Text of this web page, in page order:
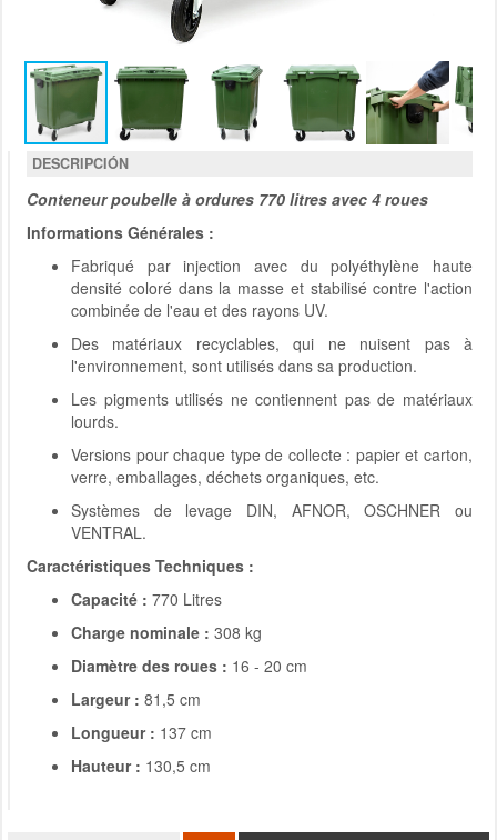
DESCRIPCIÓN
Conteneur poubelle à ordures 770 litres avec 4 roues
Informations Générales :
Fabriqué par injection avec du polyéthylène haute
densité coloré dans la masse et stabilisé contre l'action
combinée de l'eau et des rayons UV.
Des matériaux recyclables, qui ne nuisent pas à
l'environnement, sont utilisés dans sa production.
Les pigments utilisés ne contiennent pas de matériaux
lourds.
Versions pour chaque type de collecte : papier et carton,
verre, emballages, déchets organiques, etc.
Systèmes de levage DIN, AFNOR, OSCHNER ou
VENTRAL.
Caractéristiques Techniques :
Capacité : 770 Litres
Charge nominale : 308 kg
Diamètre des roues : 16 - 20 cm
Largeur : 81,5 cm
Longueur : 137 cm
Hauteur : 130,5 cm